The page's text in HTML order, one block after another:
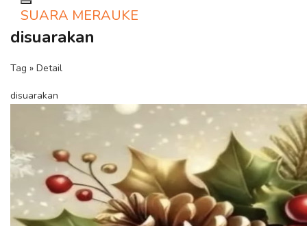
Toggle navigation
SUARA MERAUKE
disuarakan
Tag » Detail
disuarakan